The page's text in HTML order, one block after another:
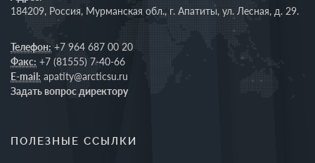
184209, Россия, Мурманская обл., г. Апатиты, ул. Лесная, д. 29.
Телефон: +7 964 687 00 20
Факс: +7 (81555) 7-40-66
E-mail: apatity@arcticsu.ru
Задать вопрос директору
ПОЛЕЗНЫЕ ССЫЛКИ